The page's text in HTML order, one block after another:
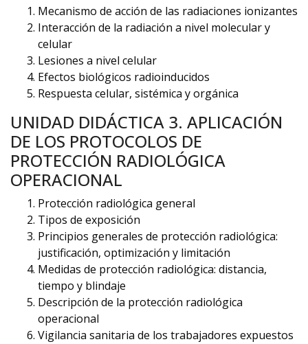
Mecanismo de acción de las radiaciones ionizantes
Interacción de la radiación a nivel molecular y
celular
Lesiones a nivel celular
Efectos biológicos radioinducidos
Respuesta celular, sistémica y orgánica
UNIDAD DIDÁCTICA 3. APLICACIÓN
DE LOS PROTOCOLOS DE
PROTECCIÓN RADIOLÓGICA
OPERACIONAL
Protección radiológica general
Tipos de exposición
Principios generales de protección radiológica:
justificación, optimización y limitación
Medidas de protección radiológica: distancia,
tiempo y blindaje
Descripción de la protección radiológica
operacional
Vigilancia sanitaria de los trabajadores expuestos